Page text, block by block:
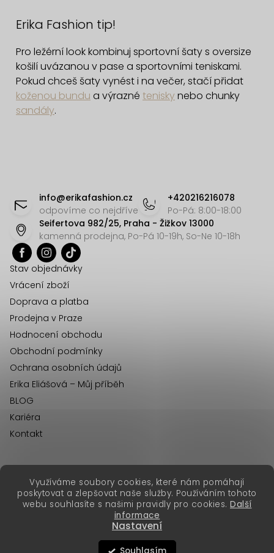
Využíváme soubory cookies, které nám pomáhají
poskytovat a zlepšovat naše služby. Používáním tohoto
webu souhlasíte s našimi pravidly pro cookies. Další
informace
Nastavení
á
d
a
c
v
ý
p
Erika Fashion tip!
Pro ležérní look kombinuj sportovní šaty s oversize
košilí uvázanou v pase a sportovními teniskami.
Pokud chceš šaty vynést i na večer, stačí přidat
koženou bundu a výrazné tenisky nebo chunky
sandály.
info@erikafashion.cz
odpovíme co nejdříve
+420216216078
Po-Pá: 8:00-18:00
Seifertova 982/25, Praha - Žižkov 13000
kamenná prodejna, Po-Pá 10-19h, So-Ne 10-18h
Stav objednávky
Vrácení zboží
Doprava a platba
Prodejna v Praze
Hodnocení obchodu
Obchodní podmínky
Ochrana osobních údajů
Erika Eliášová – Můj příběh
BLOG
Kariéra
Kontakt
Vytvořil Shoptet Premium
Copyright 2026Erika Fashion. Všechna práva vyhrazena.
erikafashion.sk